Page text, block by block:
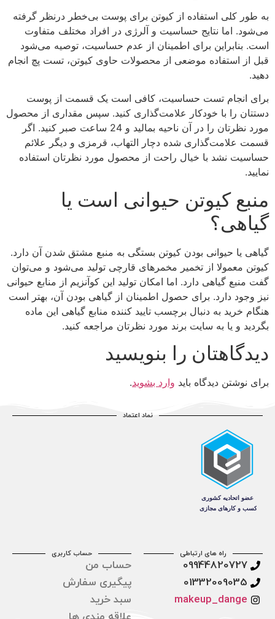
به طور کلی استفاده از کیوتن برای پوست بی‌خطر درنظر گرفته
می‌شود. اما نتایج حساسیت و آلرژی در افراد مختلف متفاوت
است. بنابراین برای اطمینان از عدم حساسیت، توصیه می‌شود
قبل از استفاده موضعی از محصولات حاوی کیوتن، تست پچ انجام
دهید.
برای انجام تست حساسیت، کافی است یک قسمت از پوست
دستتان را با خودکار علامت‌گذاری کنید. سپس مقداری از محصول
مورد نظرتان را در آن ناحیه بمالید و 24 ساعت صبر کنید. اگر
قسمت علامت‌گذاری شده دچار التهاب، قرمزی و دیگر علائم
حساسیت نشد با خیال راحت از محصول مورد نظرتان استفاده
نمایید.
منبع کیوتن حیوانی است یا
گیاهی؟
گیاهی یا حیوانی بودن کیوتن بستگی به منبع مشتق شدن آن دارد.
کیوتن معمولا از تخمیر مخمرهای قارچی تولید می‌شود و می‌توان
گفت منبع گیاهی دارد. اما امکان تولید این کوآنزیم از منابع حیوانی
نیز وجود دارد. برای حصول اطمینان از گیاهی بودن آن، بهتر است
هنگام خرید به دنبال برچسب تایید کننده منابع گیاهی این ماده
بگردید و یا به سایت برند مورد نظرتان مراجعه کنید.
دیدگاهتان را بنویسید
برای نوشتن دیدگاه باید وارد بشوید.
نماد اعتماد
راه های ارتباطی
09944820727
01332009035
makeup_dange
حساب کاربری
حساب من
پیگیری سفارش
سبد خرید